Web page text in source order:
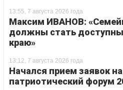
13:55, 7 августа 2026 года
Максим ИВАНОВ:
должны стать
краю»
13:12, 7 августа 2026 года
Начался прием заявок
патриотический форум